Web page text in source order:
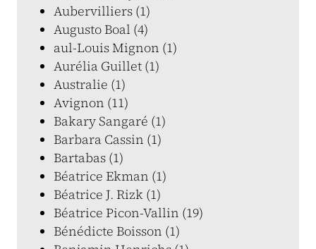
Aubervilliers (1)
Augusto Boal (4)
aul-Louis Mignon (1)
Aurélia Guillet (1)
Australie (1)
Avignon (11)
Bakary Sangaré (1)
Barbara Cassin (1)
Bartabas (1)
Béatrice Ekman (1)
Béatrice J. Rizk (1)
Béatrice Picon-Vallin (19)
Bénédicte Boisson (1)